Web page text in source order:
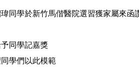
同學於新竹馬偕醫院選習獲家屬來函
同學記嘉獎
學們以此模範